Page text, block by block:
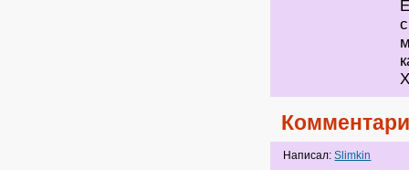
Написал:Slimkin